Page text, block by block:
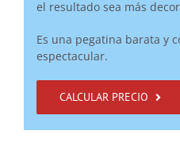
el resultado sea más
Es una pegatina barata y
espectacular.
CALCULAR PRECIO